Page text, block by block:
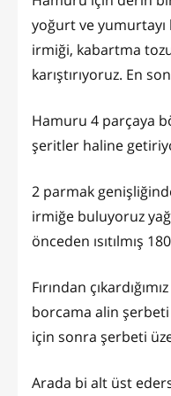
yoğurt ve yumurtayı
irmiği, kabartma
karıştırıyoruz. En
Hamuru 4 parçaya
şeritler haline
2 parmak
irmiğe buluyoruz
önceden ısıtılmış
Fırından
borcama alin
için sonra şerbeti
Arada bi alt üst